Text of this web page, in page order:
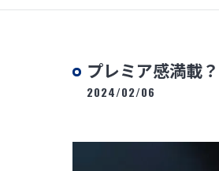
プレミア感満載？
2024/02/06